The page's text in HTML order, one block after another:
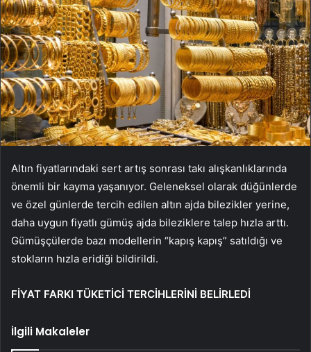
Altın fiyatlarındaki sert artış sonrası takı alışkanlıklarında
önemli bir kayma yaşanıyor. Geleneksel olarak düğünlerde
ve özel günlerde tercih edilen altın ajda bilezikler yerine,
daha uygun fiyatlı gümüş ajda bileziklere talep hızla arttı.
Gümüşçülerde bazı modellerin “kapış kapış” satıldığı ve
stokların hızla eridiği bildirildi.
FİYAT FARKI TÜKETİCİ TERCİHLERİNİ BELİRLEDİ
İlgili Makaleler